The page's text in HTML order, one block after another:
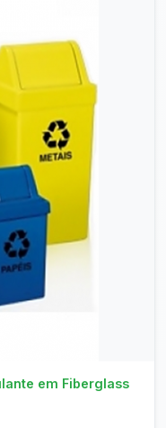
em Fiberglass